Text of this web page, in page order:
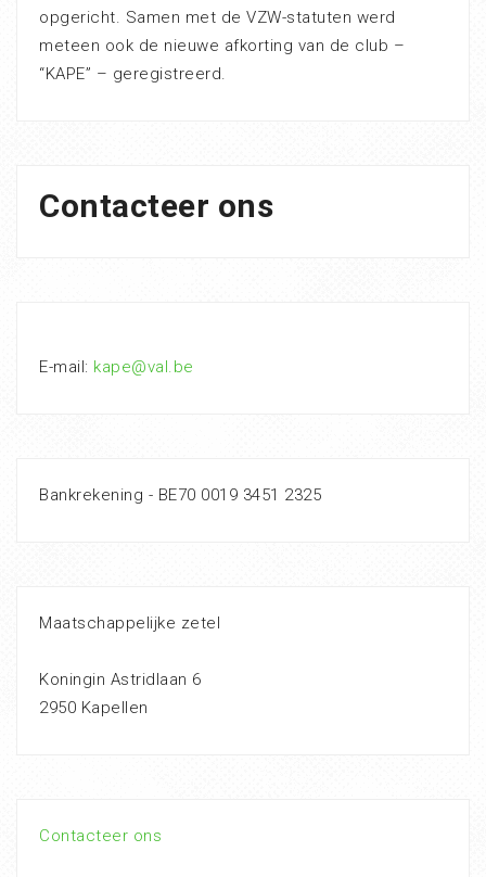
opgericht. Samen met de VZW-statuten werd
meteen ook de nieuwe afkorting van de club –
“KAPE” – geregistreerd.
Contacteer ons
E-mail: kape@val.be
Bankrekening - BE70 0019 3451 2325
Maatschappelijke zetel
Koningin Astridlaan 6
2950 Kapellen
Contacteer ons